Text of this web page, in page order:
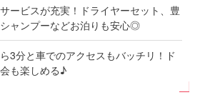
ービスが充実！ドライヤーセット、豊
ャンプーなどお泊りも安心◎
3分と車でのアクセスもバッチリ！ド
も楽しめる♪